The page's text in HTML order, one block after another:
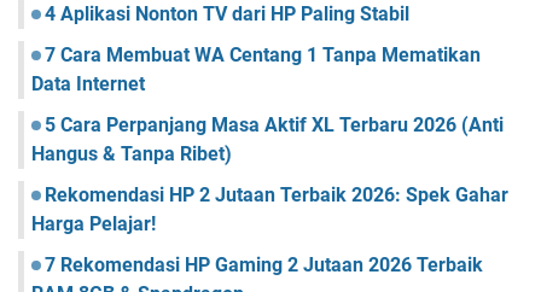
4 Aplikasi Nonton TV dari HP Paling Stabil
7 Cara Membuat WA Centang 1 Tanpa Mematikan
Data Internet
5 Cara Perpanjang Masa Aktif XL Terbaru 2026 (Anti
Hangus & Tanpa Ribet)
Rekomendasi HP 2 Jutaan Terbaik 2026: Spek Gahar
Harga Pelajar!
7 Rekomendasi HP Gaming 2 Jutaan 2026 Terbaik